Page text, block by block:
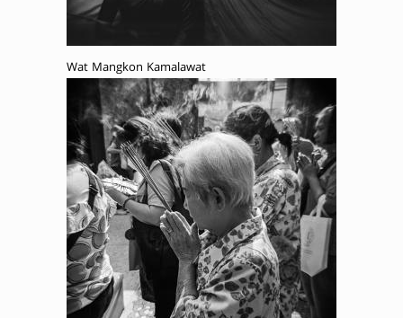
Wat Mangkon Kamalawat